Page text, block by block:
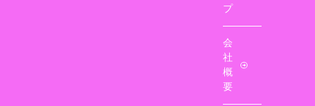
プ
会
社
概
要